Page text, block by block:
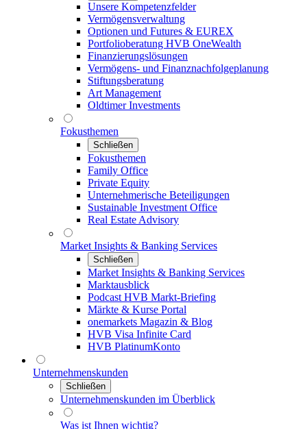
Unsere Kompetenzfelder
Vermögensverwaltung
Optionen und Futures & EUREX
Portfolioberatung HVB OneWealth
Finanzierungslösungen
Vermögens- und Finanznachfolgeplanung
Stiftungsberatung
Art Management
Oldtimer Investments
Fokusthemen
Schließen
Fokusthemen
Family Office
Private Equity
Unternehmerische Beteiligungen
Sustainable Investment Office
Real Estate Advisory
Market Insights & Banking Services
Schließen
Market Insights & Banking Services
Marktausblick
Podcast HVB Markt-Briefing
Märkte & Kurse Portal
onemarkets Magazin & Blog
HVB Visa Infinite Card
HVB PlatinumKonto
Unternehmenskunden
Schließen
Unternehmenskunden im Überblick
Was ist Ihnen wichtig?